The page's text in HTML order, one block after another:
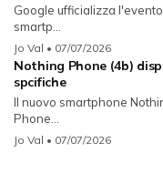
Google ufficializza
smartp...
Jo Val • 07/07/2026
Nothing Phone (4b)
spcifiche
Il nuovo smartphone
Phone...
Jo Val • 07/07/2026